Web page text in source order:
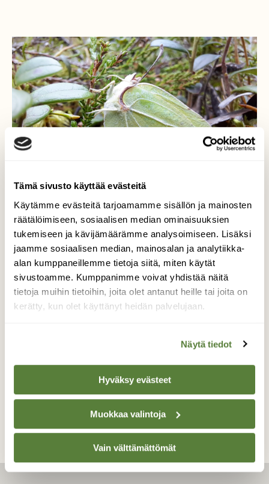
Tämä sivusto käyttää evästeitä
Käytämme evästeitä tarjoamamme sisällön ja mainosten
räätälöimiseen, sosiaalisen median ominaisuuksien
tukemiseen ja kävijämäärämme analysoimiseen. Lisäksi
jaamme sosiaalisen median, mainosalan ja analytiikka-
alan kumppaneillemme tietoja siitä, miten käytät
sivustoamme. Kumppanimme voivat yhdistää näitä
tietoja muihin tietoihin, joita olet antanut heille tai joita on
kerätty, kun olet käyttänyt heidän palvelujaan.
Näytä tiedot
Hyväksy evästeet
Muokkaa valintoja
Vain välttämättömät
Valmiina lentoon🦋
Hold your horses a little pit longer!
TAKAISIN LISTAAN